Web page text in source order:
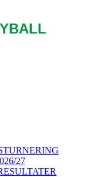
27